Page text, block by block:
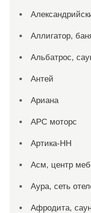
Аллигатор,
Альбатрос,
Антей
Ариана
АРС моторс
Артика-НН
Асм, центр
Аура, сеть
Афродита,